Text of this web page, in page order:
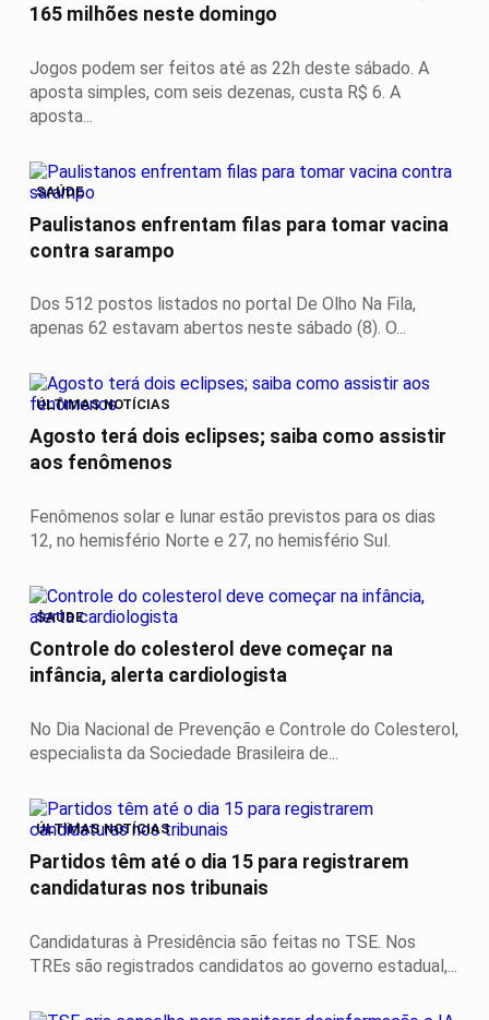
165 milhões neste domingo
Jogos podem ser feitos até as 22h deste sábado. A
aposta simples, com seis dezenas, custa R$ 6. A
aposta...
SAÚDE
Paulistanos enfrentam filas para tomar vacina
contra sarampo
Dos 512 postos listados no portal De Olho Na Fila,
apenas 62 estavam abertos neste sábado (8). O...
ÚLTIMAS NOTÍCIAS
Agosto terá dois eclipses; saiba como assistir
aos fenômenos
Fenômenos solar e lunar estão previstos para os dias
12, no hemisfério Norte e 27, no hemisfério Sul.
SAÚDE
Controle do colesterol deve começar na
infância, alerta cardiologista
No Dia Nacional de Prevenção e Controle do Colesterol,
especialista da Sociedade Brasileira de...
ÚLTIMAS NOTÍCIAS
Partidos têm até o dia 15 para registrarem
candidaturas nos tribunais
Candidaturas à Presidência são feitas no TSE. Nos
TREs são registrados candidatos ao governo estadual,...